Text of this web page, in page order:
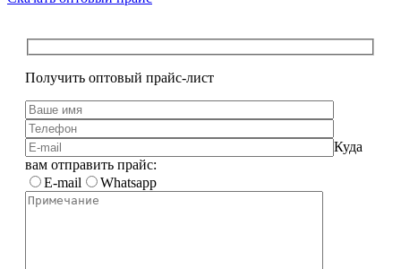
Получить оптовый прайс-лист
Куда
вам отправить прайс:
E-mail
Whatsapp